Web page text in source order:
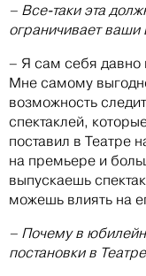
– Все-таки эта
ограничивает ваши
– Я сам себя давно
Мне самому
возможность
спектаклей,
поставил в Театре
на премьере и
выпускаешь
можешь влиять на
– Почему в
постановки в